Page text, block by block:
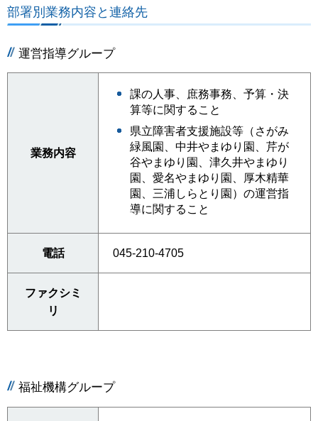
部署別業務内容と連絡先
運営指導グループ
業務内容
課の人事、庶務事務、予算・決
算等に関すること
県立障害者支援施設等（さがみ
緑風園、中井やまゆり園、芹が
谷やまゆり園、津久井やまゆり
園、愛名やまゆり園、厚木精華
園、三浦しらとり園）の運営指
導に関すること
電話 045-210-4705
ファクシミ
リ
福祉機構グループ